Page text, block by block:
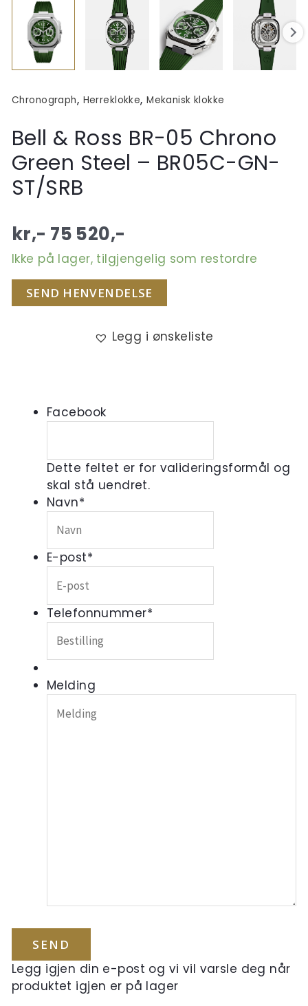
Chronograph, Herreklokke,Mekanisk klokke
Bell & Ross BR-05 Chrono
Green Steel – BR05C-GN-
ST/SRB
kr,- 75 520,-
Ikke på lager, tilgjengelig som restordre
SEND HENVENDELSE
Legg i ønskeliste
Facebook
Dette feltet er for valideringsformål og
skal stå uendret.
Navn*
E-post*
Telefonnummer*
Melding
Legg igjen din e-post og vi vil varsle deg når
produktet igjen er på lager